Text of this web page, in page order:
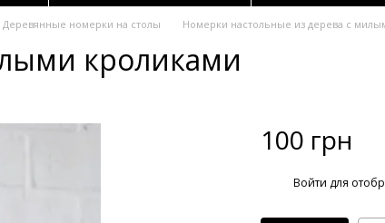
Деревянные номерки на столы Номерки настольные из дерева с
кроликами
100 грн
Войти для